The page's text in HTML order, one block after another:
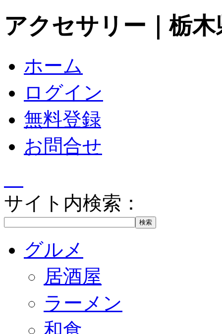
アクセサリー｜栃
ホーム
ログイン
無料登録
お問合せ
サイト内検索：
グルメ
居酒屋
ラーメン
和食